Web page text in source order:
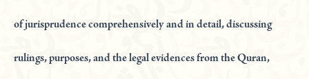
of jurisprudence comprehensively and in detail, discussing
rulings, purposes, and the legal evidences from the Quran,